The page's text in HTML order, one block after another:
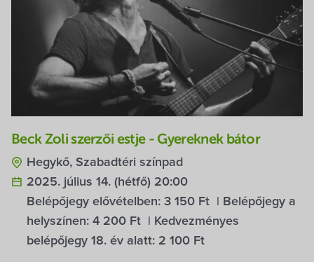
Beck Zoli szerzői estje - Gyereknek bátor
Hegykő, Szabadtéri színpad
2025. július 14. (hétfő) 20:00
Belépőjegy elővételben: 3 150 Ft | Belépőjegy a
helyszínen: 4 200 Ft | Kedvezményes
belépőjegy 18. év alatt: 2 100 Ft